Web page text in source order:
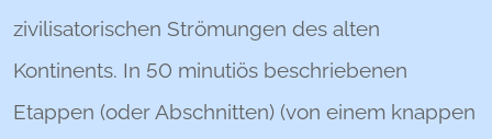
zivilisatorischen Strömungen des alten
Kontinents. In 50 minutiös beschriebenen
Etappen (oder Abschnitten) (von einem knappen